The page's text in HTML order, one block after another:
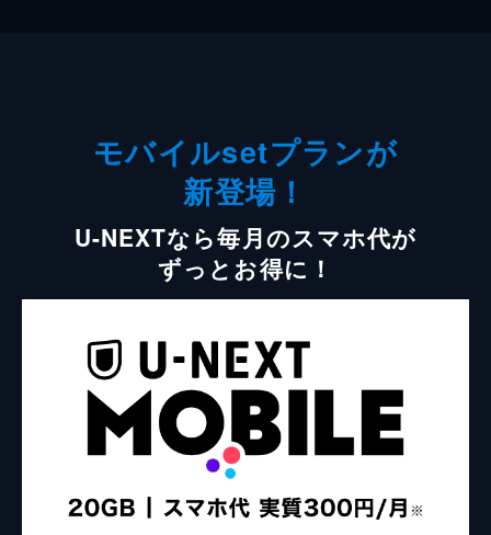
モバイルsetプランが
新登場！
U-NEXTなら毎月のスマホ代が
ずっとお得に！